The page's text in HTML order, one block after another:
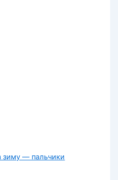
зиму — пальчики